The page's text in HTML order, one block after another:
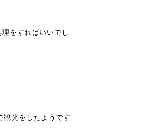
をすればいいでし
観光をしたようです